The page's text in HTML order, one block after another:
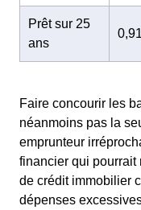
Prêt sur 25
ans
Faire concourir les
néanmoins pas la
emprunteur
financier qui pourrait
de crédit immobilier
dépenses